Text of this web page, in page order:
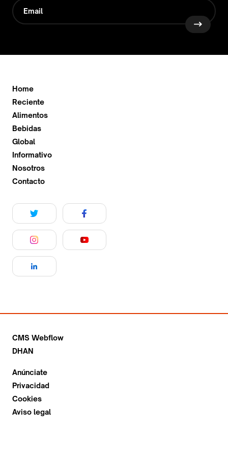
Home
Reciente
Alimentos
Bebidas
Global
Informativo
Nosotros
Contacto
CMS Webflow
DHAN
Anúnciate
Privacidad
Cookies
Aviso legal